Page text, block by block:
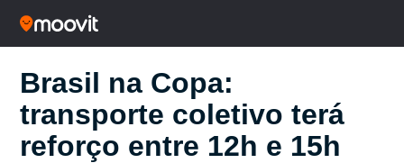
Brasil na Copa:
transporte coletivo terá
reforço entre 12h e 15h